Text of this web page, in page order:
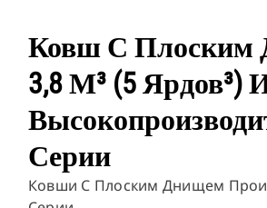
Ковш С Плоским
3,8 М³ (5 Ярдов³)
Серии
Ковши С Плоским Днищем